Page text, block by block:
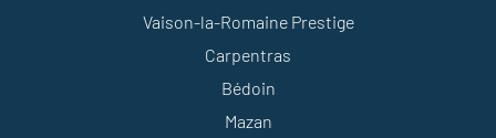
Vaison-la-Romaine Prestige
Carpentras
Bédoin
Mazan